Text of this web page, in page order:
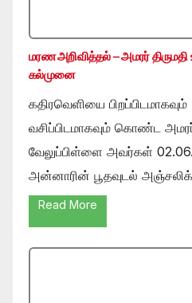
மரண அறிவித்தல் – அமரர் திருமதி
கல்முனை
கதிரவெளியை
வசிப்பிடமாகவும் கொண்ட அமரர்
வேலுப்பிள்ளை அவர்கள்
அன்னாரின் பூதவுடல்
Read More